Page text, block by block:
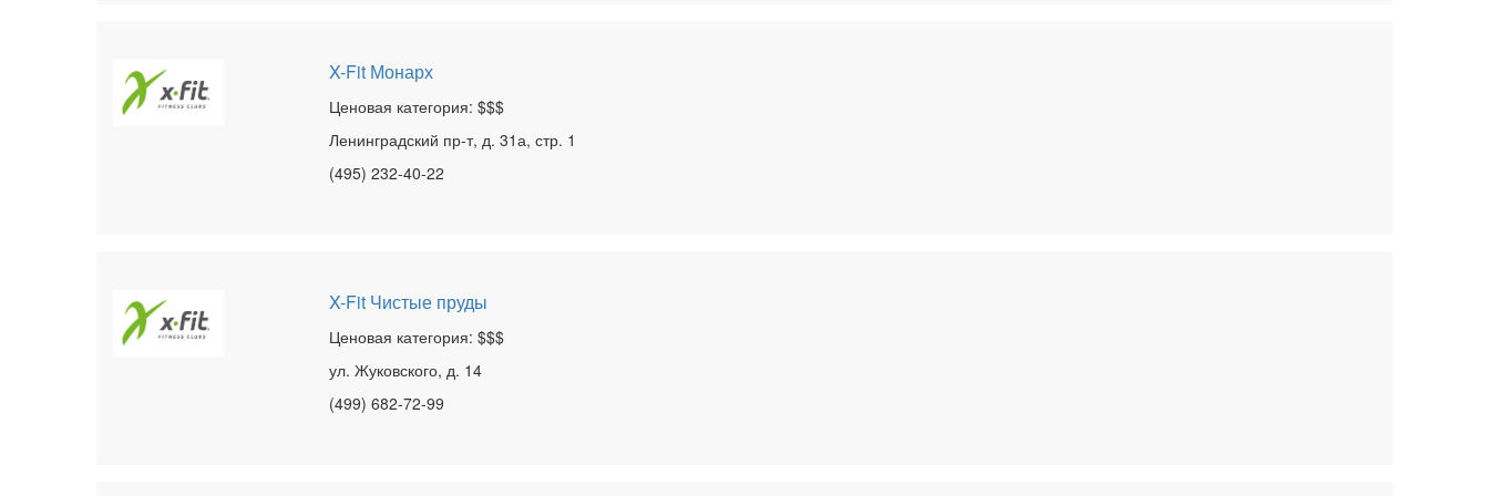
X-Fit Монарх
Ценовая категория: $$$
Ленинградский пр-т, д. 31а, стр. 1
(495) 232-40-22
X-Fit Чистые пруды
Ценовая категория: $$$
ул. Жуковского, д. 14
(499) 682-72-99